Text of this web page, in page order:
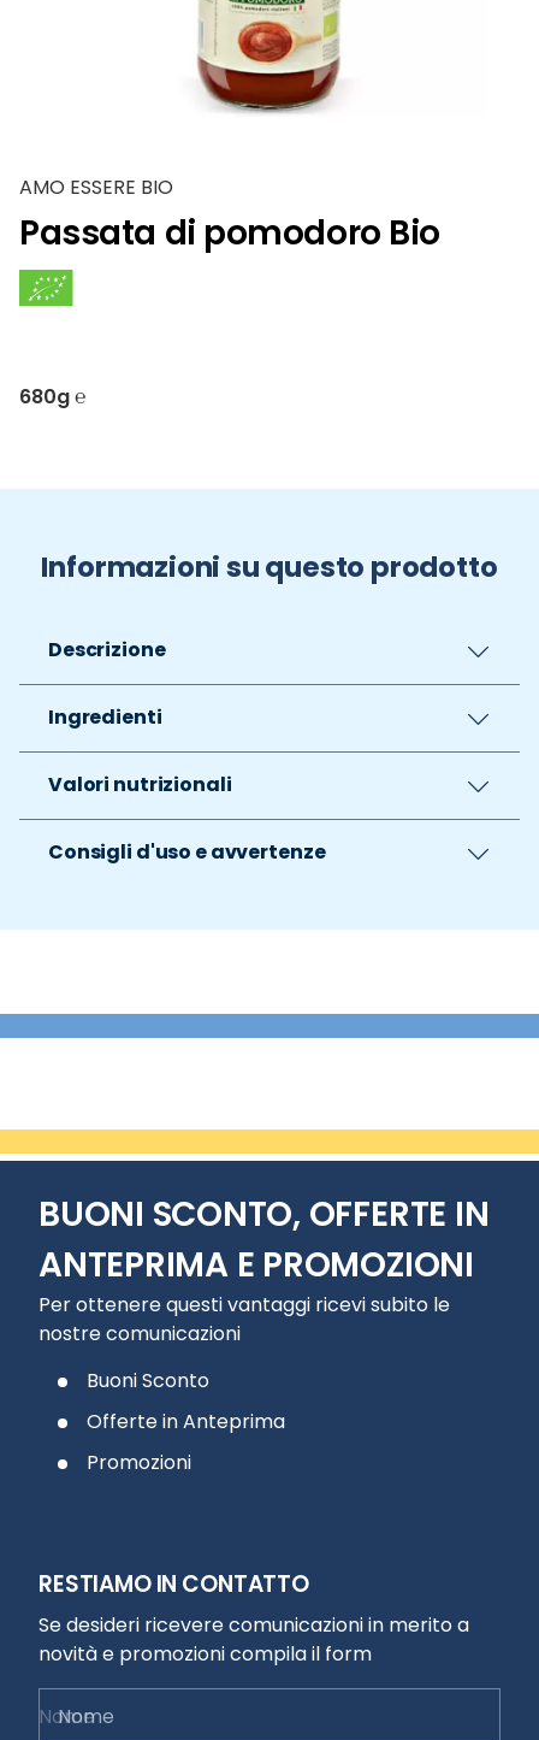
AMO ESSERE BIO
Passata di pomodoro Bio
680g ℮
Informazioni su questo prodotto
Descrizione
Ingredienti
Valori nutrizionali
Consigli d'uso e avvertenze
BUONI SCONTO, OFFERTE IN
ANTEPRIMA E PROMOZIONI
Per ottenere questi vantaggi ricevi subito le
nostre comunicazioni
Buoni Sconto
Offerte in Anteprima
Promozioni
RESTIAMO IN CONTATTO
Se desideri ricevere comunicazioni in merito a
novità e promozioni compila il form
Nome